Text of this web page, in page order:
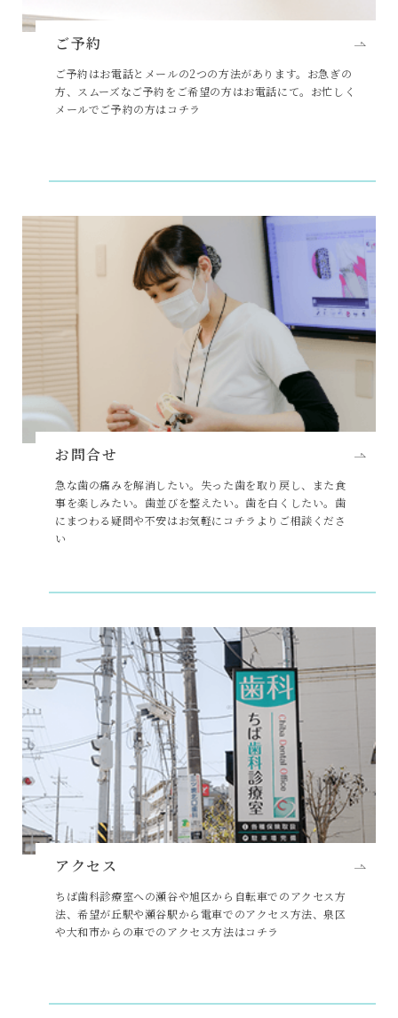
ご予約
ご予約はお電話とメールの2つの方法があります。お急ぎの
方、スムーズなご予約をご希望の方はお電話にて。お忙しく
メールでご予約の方はコチラ
お問合せ
急な歯の痛みを解消したい。失った歯を取り戻し、また食
事を楽しみたい。歯並びを整えたい。歯を白くしたい。歯
にまつわる疑問や不安はお気軽にコチラよりご相談くださ
い
アクセス
ちば歯科診療室への瀬谷や旭区から自転車でのアクセス方
法、希望が丘駅や瀬谷駅から電車でのアクセス方法、泉区
や大和市からの車でのアクセス方法はコチラ